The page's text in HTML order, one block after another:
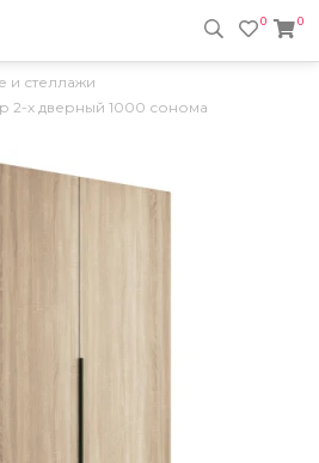
0
0
стеллажи
2-х дверный 1000 сонома